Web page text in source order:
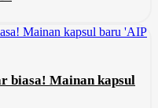
biasa! Mainan kapsul